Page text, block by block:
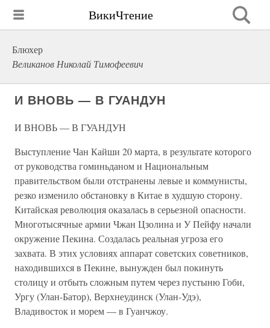
ВикиЧтение
Блюхер
Великанов Николай Тимофеевич
И ВНОВЬ — В ГУАНДУН
И ВНОВЬ — В ГУАНДУН
Выступление Чан Кайши 20 марта, в результате которого
от руководства гоминьданом и Национальным
правительством были отстранены левые и коммунисты,
резко изменило обстановку в Китае в худшую сторону.
Китайская революция оказалась в серьезной опасности.
Многотысячные армии Чжан Цзолина и У Пейфу начали
окружение Пекина. Создалась реальная угроза его
захвата. В этих условиях аппарат советских советников,
находившихся в Пекине, вынужден был покинуть
столицу и отбыть сложным путем через пустыню Гоби,
Ургу (Улан-Батор), Верхнеудинск (Улан-Удэ),
Владивосток и морем — в Гуанчжоу.